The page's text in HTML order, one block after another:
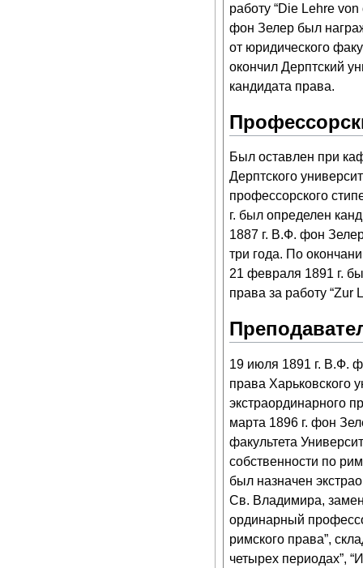
работу “Die Lehre
фон Зелер был
от юридического
окончил Дерптский
кандидата права.
Был оставлен при
Дерптского
профессорского
г. был определен
1887 г. В.Ф. фон
три года. По
21 февраля 1891 г.
права за работу “Zur
19 июля 1891 г. В.Ф.
права Харьковского
экстраординарного
марта 1896 г. фон
факультета
собственности по
был назначен
Св. Владимира,
ординарный
римского права”,
четырех периодах”,